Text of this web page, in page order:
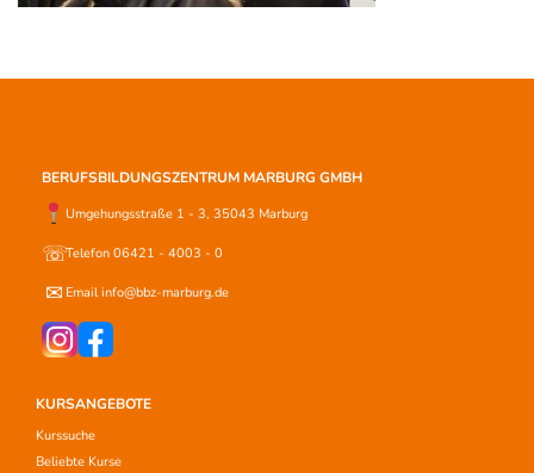
BERUFSBILDUNGSZENTRUM MARBURG GMBH
Umgehungsstraße 1 - 3, 35043 Marburg
☏Telefon 06421 - 4003 - 0
✉ Email info@bbz-marburg.de
KURSANGEBOTE
Kurssuche
Beliebte Kurse